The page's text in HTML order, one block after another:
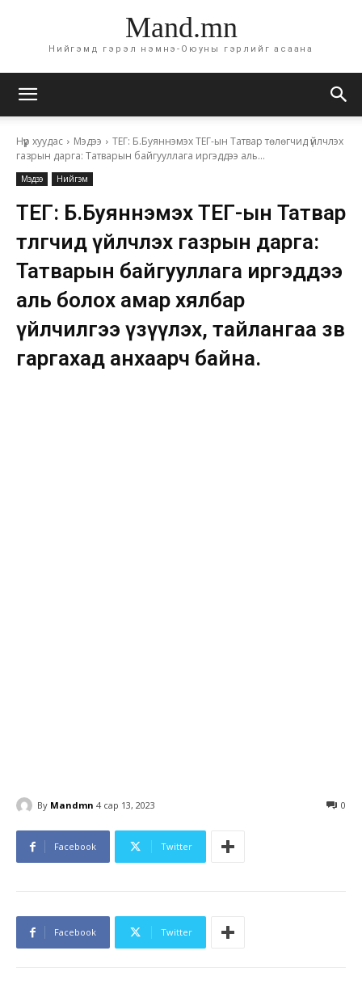
Mand.mn
Нийгэмд гэрэл нэмнэ-Оюуны гэрлийг асаана
Нүүр хуудас Мэдээ
ТЕГ: Б.Буяннэмэх ТЕГ-ын Татвар төлөгчид үйлчлэх
газрын дарга: Татварын байгууллага иргэддээ аль...
Мэдээ Нийгэм
ТЕГ: Б.Буяннэмэх ТЕГ-ын Татвар
төлөгчид үйлчлэх газрын дарга:
Татварын байгууллага иргэддээ
аль болох амар хялбар
үйлчилгээ үзүүлэх, тайлангаа зөв
гаргахад анхаарч байна.
By Mandmn 4 сар 13, 2023 0
Facebook Twitter
Facebook Twitter